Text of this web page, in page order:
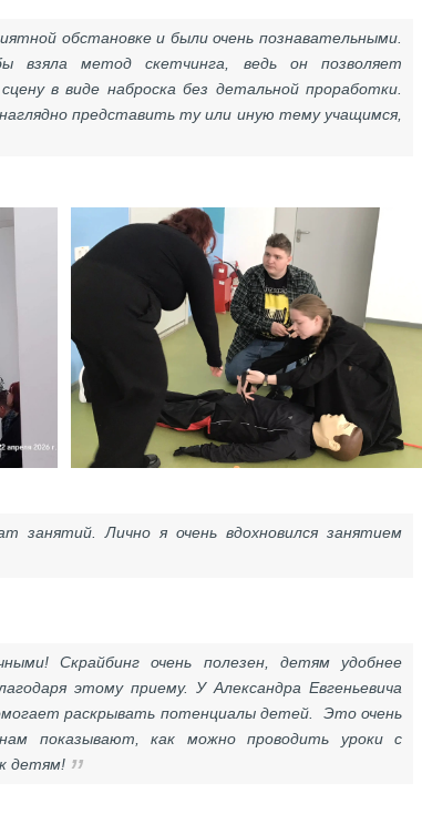
обстановке и были очень познавательными.
метод скетчинга, ведь он позволяет
в виде наброска без детальной проработки.
представить ту или иную тему учащимся,
занятий. Лично я очень вдохновился занятием
Скрайбинг очень полезен, детям удобнее
этому приему. У Александра Евгеньевича
раскрывать потенциалы детей. Это очень
показывают, как можно проводить уроки с
детям!